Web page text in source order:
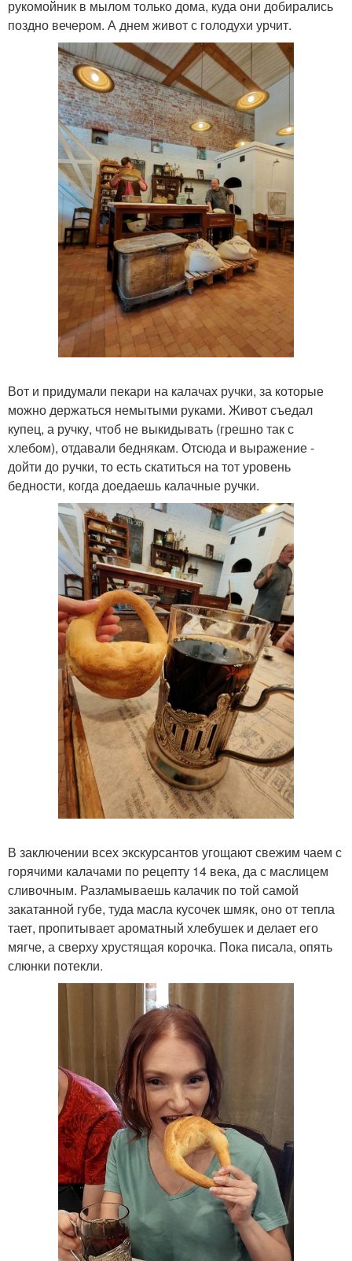
рукомойник в мылом только дома, куда они добирались
поздно вечером. А днем живот с голодухи урчит.
Вот и придумали пекари на калачах ручки, за которые
можно держаться немытыми руками. Живот съедал
купец, а ручку, чтоб не выкидывать (грешно так с
хлебом), отдавали беднякам. Отсюда и выражение -
дойти до ручки, то есть скатиться на тот уровень
бедности, когда доедаешь калачные ручки.
В заключении всех экскурсантов угощают свежим чаем с
горячими калачами по рецепту 14 века, да с маслицем
сливочным. Разламываешь калачик по той самой
закатанной губе, туда масла кусочек шмяк, оно от тепла
тает, пропитывает ароматный хлебушек и делает его
мягче, а сверху хрустящая корочка. Пока писала, опять
слюнки потекли.